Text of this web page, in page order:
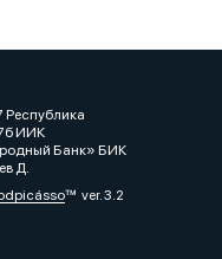
ИИК
Банк» БИК
Д.
ver. 3.2